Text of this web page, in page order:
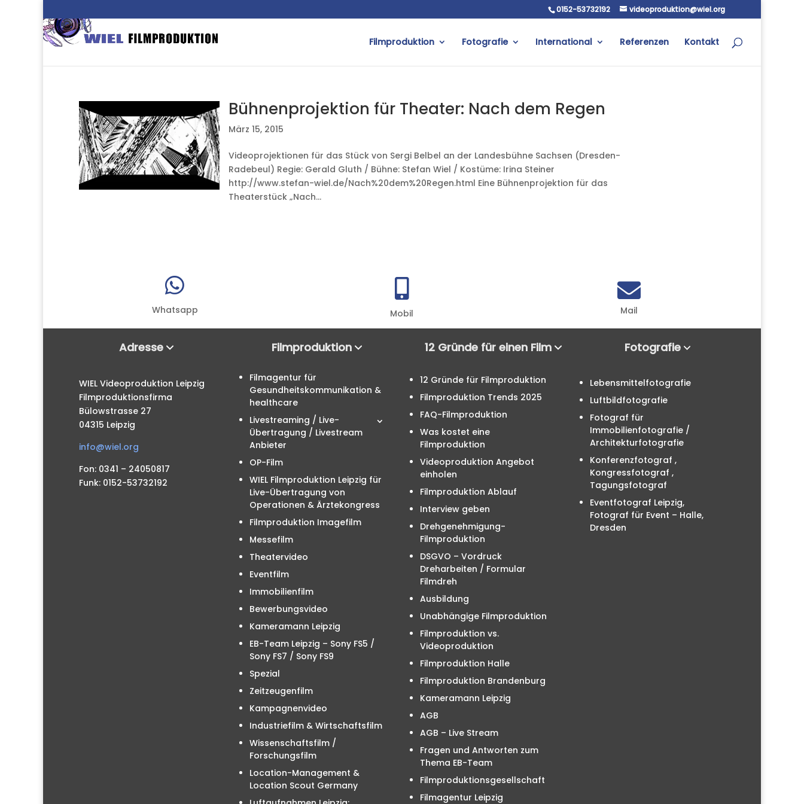
0152-53732192 videoproduktion@wiel.org
Filmproduktion Fotografie International Referenzen Kontakt
Bühnenprojektion für Theater: Nach dem Regen
März 15, 2015
Videoprojektionen für das Stück von Sergi Belbel an der Landesbühne Sachsen (Dresden-
Radebeul) Regie: Gerald Gluth / Bühne: Stefan Wiel / Kostüme: Irina Steiner
http://www.stefan-wiel.de/Nach%20dem%20Regen.html Eine Bühnenprojektion für das
Theaterstück „Nach...

Whatsapp

Mobil

Mail
Adresse
WIEL Videoproduktion Leipzig
Filmproduktionsfirma
Bülowstrasse 27
04315 Leipzig
info@wiel.org
Fon: 0341 – 24050817
Funk: 0152-53732192
Filmproduktion
Filmagentur für
Gesundheitskommunikation &
healthcare
Livestreaming / Live-
Übertragung / Livestream
Anbieter
OP-Film
WIEL Filmproduktion Leipzig für
Live-Übertragung von
Operationen & Ärztekongress
Filmproduktion Imagefilm
Messefilm
Theatervideo
Eventfilm
Immobilienfilm
Bewerbungsvideo
Kameramann Leipzig
EB-Team Leipzig – Sony FS5 /
Sony FS7 / Sony FS9
Spezial
Zeitzeugenfilm
Kampagnenvideo
Industriefilm & Wirtschaftsfilm
Wissenschaftsfilm /
Forschungsfilm
Location-Management &
Location Scout Germany
12 Gründe für einen Film
12 Gründe für Filmproduktion
Filmproduktion Trends 2025
FAQ-Filmproduktion
Was kostet eine
Filmproduktion
Videoproduktion Angebot
einholen
Filmproduktion Ablauf
Interview geben
Drehgenehmigung-
Filmproduktion
DSGVO – Vordruck
Dreharbeiten / Formular
Filmdreh
Ausbildung
Unabhängige Filmproduktion
Filmproduktion vs.
Videoproduktion
Filmproduktion Halle
Filmproduktion Brandenburg
Kameramann Leipzig
AGB
AGB – Live Stream
Fragen und Antworten zum
Thema EB-Team
Filmproduktionsgesellschaft
Filmagentur Leipzig
Fotografie
Lebensmittelfotografie
Luftbildfotografie
Fotograf für
Immobilienfotografie /
Architekturfotografie
Konferenzfotograf ,
Kongressfotograf ,
Tagungsfotograf
Eventfotograf Leipzig,
Fotograf für Event – Halle,
Dresden